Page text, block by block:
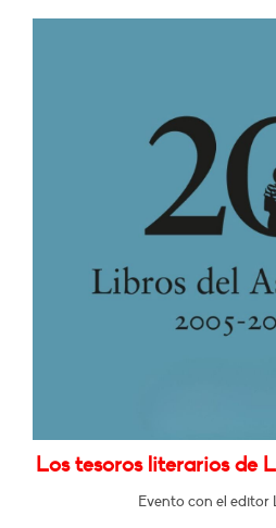
Los tesoros literarios de
Evento con el editor